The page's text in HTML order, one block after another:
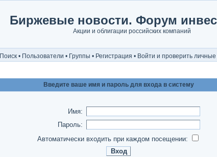
Биржевые новости. Форум
Акции и облигации российских компаний
Поиск • Пользователи • Группы • Регистрация • Войти и проверить
Введите ваше имя и пароль для входа в систему
Имя:
Пароль:
Автоматически входить при каждом посещении: